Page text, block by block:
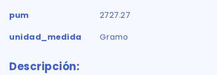
pum
2727.27
unidad_medida
Gramo
Descripción: